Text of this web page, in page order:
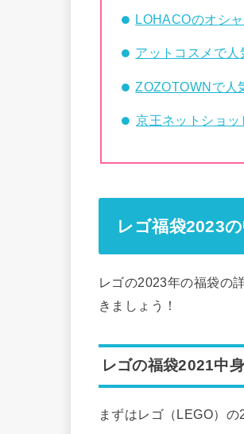
LOHACOのオシ
アットコスメで人
ZOZOTOWNで人
京王ネットショッ
レゴ福袋2023
レゴの2023年の福袋の
きましょう！
レゴの福袋2021中
まずはレゴ（LEGO）の